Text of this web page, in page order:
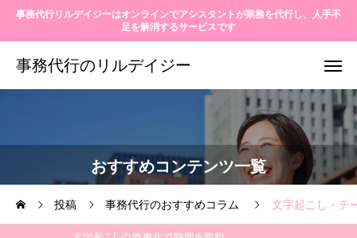
事務代行リルデイジーはオンラインでアシスタントが業務を代行し、人手不
足を解消するサービスです
事務代行のリルデイジー
おすすめコンテンツ一覧
投稿 事務代行のおすすめコラム 文字起こし・テ